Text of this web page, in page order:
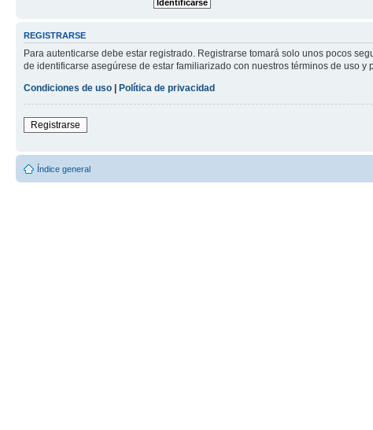
REGISTRARSE
Para autenticarse debe estar registrado. Registrarse tomará solo unos pocos
de identificarse asegúrese de estar familiarizado con nuestros términos de uso
Condiciones de uso
Política de privacidad
Registrarse
Índice general